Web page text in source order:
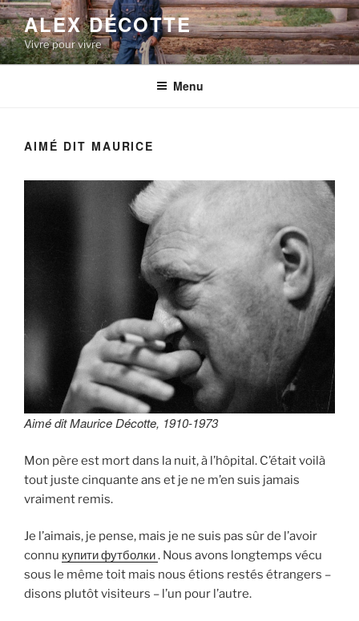
Aller
au
contenu
principal
ALEX DÉCOTTE
Vivre pour vivre
Menu
AIMÉ DIT MAURICE
Aimé dit Maurice Décotte, 1910-1973
Mon père est mort dans la nuit, à l’hôpital. C’était voilà
tout juste cinquante ans et je ne m’en suis jamais
vraiment remis.
Je l’aimais, je pense, mais je ne suis pas sûr de l’avoir
connu купити футболки. Nous avons longtemps vécu
sous le même toit mais nous étions restés étrangers –
disons plutôt visiteurs – l’un pour l’autre.